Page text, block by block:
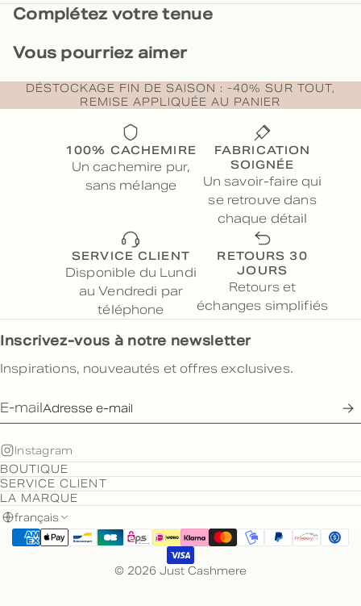
Complétez votre tenue
Vous pourriez aimer
DÉSTOCKAGE FIN DE SAISON : -40% SUR TOUT,
REMISE APPLIQUÉE AU PANIER
100% CACHEMIRE
Un cachemire pur,
sans mélange
FABRICATION
SOIGNÉE
Un savoir-faire qui
se retrouve dans
chaque détail
SERVICE CLIENT
Disponible du Lundi
au Vendredi par
téléphone
RETOURS 30
JOURS
Retours et
échanges simplifiés
Inscrivez-vous à notre newsletter
Inspirations, nouveautés et offres exclusives.
E-mail
Instagram
BOUTIQUE
SERVICE CLIENT
LA MARQUE
français
© 2026 Just Cashmere